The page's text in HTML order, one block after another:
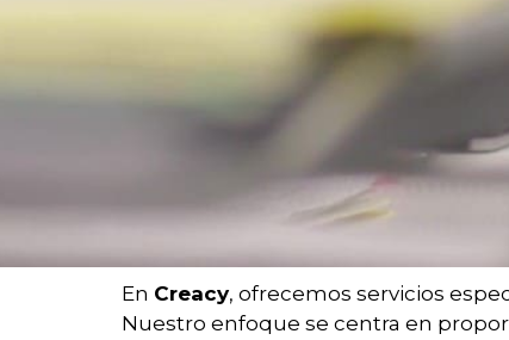
En Creacy, ofrecemos servicios
Nuestro enfoque se centra en